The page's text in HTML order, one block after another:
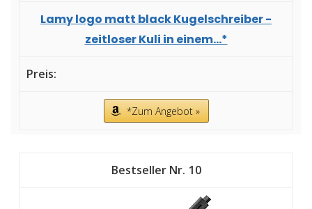
Lamy logo matt black Kugelschreiber -
zeitloser Kuli in einem...*
*Zum Angebot »
10